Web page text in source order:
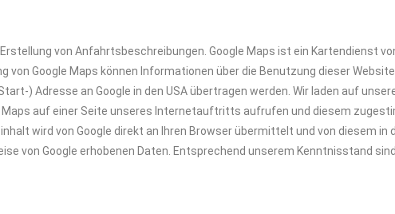
von Anfahrtsbeschreibungen. Google Maps ist ein Kartendienst
von Google Maps können Informationen über die Benutzung dieser
) Adresse an Google in den USA übertragen werden. Wir laden auf
auf einer Seite unseres Internetauftritts aufrufen und diesem
wird von Google direkt an Ihren Browser übermittelt und von diesem in
von Google erhobenen Daten. Entsprechend unserem Kenntnisstand